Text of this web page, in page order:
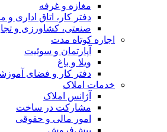
مغازه و غرفه
دفتر کار، اتاق اداری
صنعتی،‌ کشاورزی و
اجاره کوتاه مدت
آپارتمان و سوئیت
ویلا و باغ
دفتر کار و فضای
خدمات املاک
آژانس املاک
مشارکت در ساخت
امور مالی و حقوقی